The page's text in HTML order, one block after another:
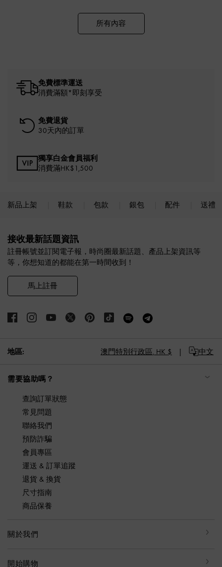
所有內容
免費標準運送
消費滿額*即刻享受
免費退貨
30天內的訂單
獨享白金會員福利
消費滿HK$1,500
新品上架 鞋款 包款 銀包 配件 送禮
接收最新話題資訊
註冊帳號並訂閱電子報，時尚圈最新話題、產品上架資訊等
等，你想知道的都能在第一時間收到！
馬上註冊
地區: 澳門特別行政區, HK $ 中文
需要協助嗎？
查詢訂單狀態
常見問題
聯絡我們
預防詐騙
會員專區
運送 & 訂單追蹤
退貨 & 換貨
尺寸指南
商品保養
關於我們
開始購物